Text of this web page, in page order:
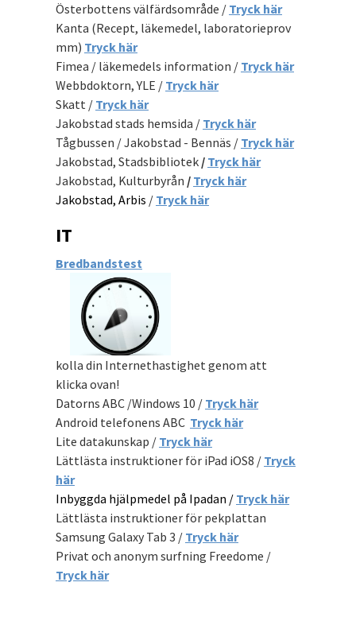
Österbottens välfärdsområde / Tryck här
Kanta (Recept, läkemedel, laboratorieprov
mm) Tryck här
Fimea / läkemedels information / Tryck här
Webbdoktorn, YLE / Tryck här
Skatt / Tryck här
Jakobstad stads hemsida / Tryck här
Tågbussen / Jakobstad - Bennäs / Tryck här
Jakobstad, Stadsbibliotek / Tryck här
Jakobstad, Kulturbyrån / Tryck här
Jakobstad, Arbis / Tryck här
IT
Bredbandstest
kolla din Internethastighet genom att
klicka ovan!
Datorns ABC /Windows 10 / Tryck här
Android telefonens ABC Tryck här
Lite datakunskap / Tryck här
Lättlästa instruktioner för iPad iOS8 / Tryck
här
Inbyggda hjälpmedel på Ipadan / Tryck här
Lättlästa instruktioner för pekplattan
Samsung Galaxy Tab 3 / Tryck här
Privat och anonym surfning Freedome /
Tryck här